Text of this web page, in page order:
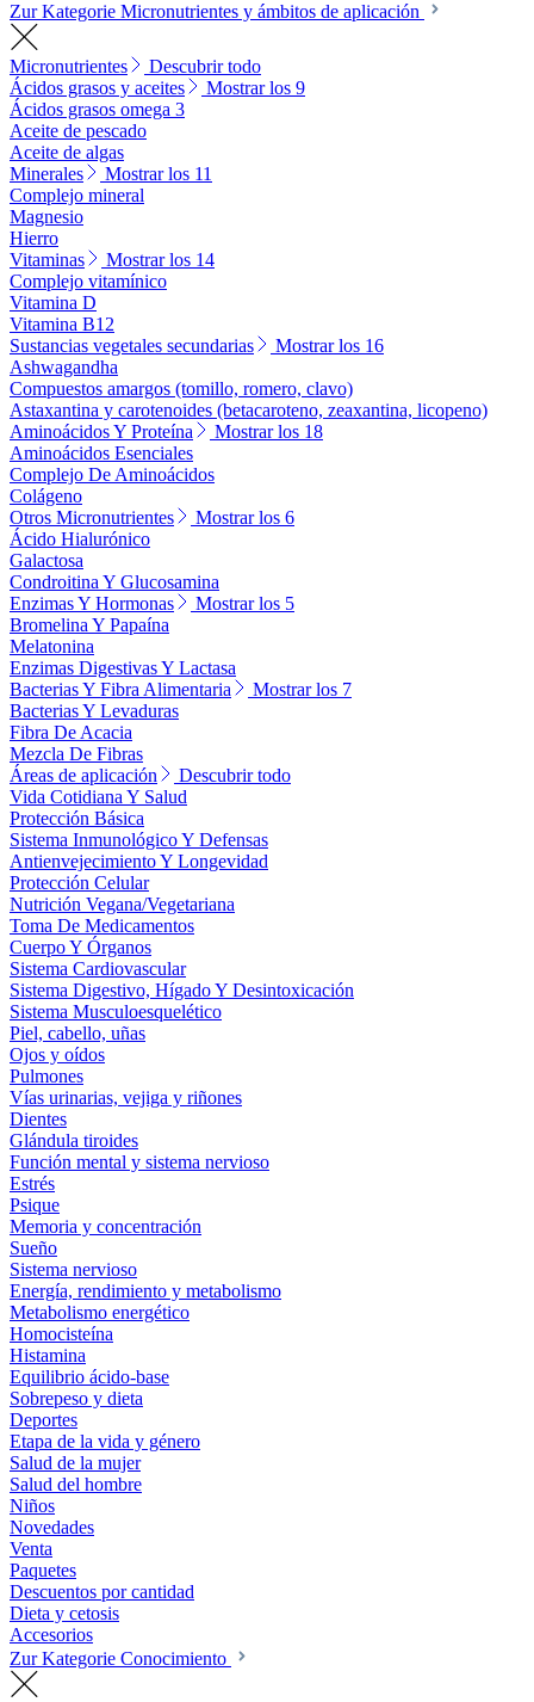
Zur Kategorie Micronutrientes y ámbitos de aplicación
Micronutrientes
Descubrir todo
Ácidos grasos y aceites
Mostrar los 9
Ácidos grasos omega 3
Aceite de pescado
Aceite de algas
Minerales
Mostrar los 11
Complejo mineral
Magnesio
Hierro
Vitaminas
Mostrar los 14
Complejo vitamínico
Vitamina D
Vitamina B12
Sustancias vegetales secundarias
Mostrar los 16
Ashwagandha
Compuestos amargos (tomillo, romero, clavo)
Astaxantina y carotenoides (betacaroteno, zeaxantina, licopeno)
Aminoácidos Y Proteína
Mostrar los 18
Aminoácidos Esenciales
Complejo De Aminoácidos
Colágeno
Otros Micronutrientes
Mostrar los 6
Ácido Hialurónico
Galactosa
Condroitina Y Glucosamina
Enzimas Y Hormonas
Mostrar los 5
Bromelina Y Papaína
Melatonina
Enzimas Digestivas Y Lactasa
Bacterias Y Fibra Alimentaria
Mostrar los 7
Bacterias Y Levaduras
Fibra De Acacia
Mezcla De Fibras
Áreas de aplicación
Descubrir todo
Vida Cotidiana Y Salud
Protección Básica
Sistema Inmunológico Y Defensas
Antienvejecimiento Y Longevidad
Protección Celular
Nutrición Vegana/Vegetariana
Toma De Medicamentos
Cuerpo Y Órganos
Sistema Cardiovascular
Sistema Digestivo, Hígado Y Desintoxicación
Sistema Musculoesquelético
Piel, cabello, uñas
Ojos y oídos
Pulmones
Vías urinarias, vejiga y riñones
Dientes
Glándula tiroides
Función mental y sistema nervioso
Estrés
Psique
Memoria y concentración
Sueño
Sistema nervioso
Energía, rendimiento y metabolismo
Metabolismo energético
Homocisteína
Histamina
Equilibrio ácido-base
Sobrepeso y dieta
Deportes
Etapa de la vida y género
Salud de la mujer
Salud del hombre
Niños
Novedades
Venta
Paquetes
Descuentos por cantidad
Dieta y cetosis
Accesorios
Zur Kategorie Conocimiento